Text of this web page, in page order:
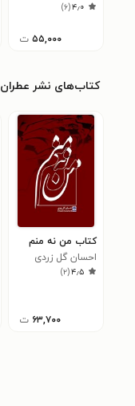
۴٫۰(۶)
۵۵,۰۰۰ ت
کتاب‌های نشر عطران
کتاب من نه منم
احسان گل زردی
۴٫۵(۲)
۶۳,۷۰۰ ت